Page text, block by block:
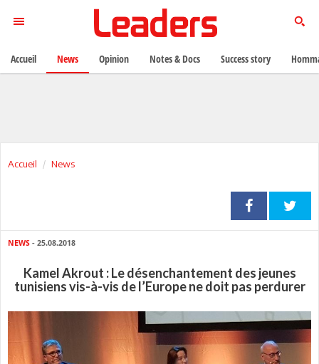
Accueil News
NEWS - 25.08.2018
Kamel Akrout : Le désenchantement des jeunes
tunisiens vis-à-vis de l’Europe ne doit pas perdurer
Accueil News Opinion Notes & Docs Success story